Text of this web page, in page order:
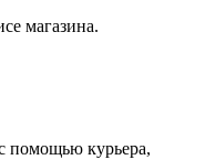
магазина.
помощью курьера,